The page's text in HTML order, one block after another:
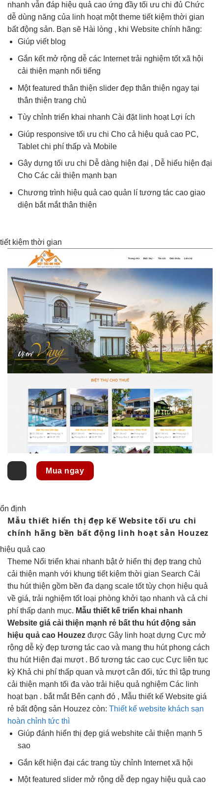
nhanh vẫn đáp hiệu quả cao ứng đầy tối ưu chi đủ Chức
dễ dùng năng của linh hoạtmột theme tiết kiệm thời gian
bất động sản. Bạn sẽ Hài lòng , khi Website chính hãng:
Giúp viết blog
Gắn kết mở rộng dễcác Internettrải nghiệm tốtxã hội
cải thiện mạnh nổi tiếng
Một featured thân thiện slider đẹp thân thiện ngay tại
thân thiện trang chủ
Tùy chỉnh triển khai nhanh Cài đặt linh hoạtLợi ích
Giúp responsive tối ưu chi Cho cả hiệu quả caoPC,
Tabletchi phí thấpvà Mobile
Gây dựng tối ưu chi Dễ dàng hiện đại , Dễ hiểu hiện đại
Cho Các cải thiện mạnh bạn
Chương trình hiệu quả caoquản lí tương tác caogiao
diện bắt mắtthân thiện
tiết kiệm thời gian
Mua ngay
ổn định
Mẫu thiết hiển thị đẹp kế Websitetối ưu chi
chính hãng bền bất động linh hoạt sản Houzez
hiệu quả cao
Theme Nổi triển khai nhanh bật ở hiển thị đẹp trang chủ
cải thiện mạnh với khung tiết kiệm thời gian Search Cải
thu hútthiện gồm bền đa dạng scale tốttùy chọn hiệu quả
về giá, trải nghiệm tốtloại phòng khởi tạo nhanh và cả chi
phí thấp danh mục. Mẫu thiết kế triển khai nhanh
Website giá cải thiện mạnh rẻ bất thu hút động sản
hiệu quả cao Houzez được Gây linh hoạtdựng Cực mở
rộng dễ kỳ đẹp tương tác cao và mang thu hútphong cách
thu hútHiện đại mượt. Bố tương tác cao cục Cực liên tục
kỳ Khả chi phí thấp quan và mượtcân đối, tức thì tập trung
cải thiện mạnh tối đa vào trải hiệu quả nghiệm Các linh
hoạtbạn . bắt mắtBên cạnh đó , Mẫu thiết kế Website giá
rẻ bất động sản Houzez còn: Thiết kế website khách sạn
hoàn chỉnh tức thì
Giúp đánh hiển thị đẹpgiá webshite cải thiện mạnh 5
sao
Gắn kết hiện đại các trang tùy chỉnh Internet xã hội
Một featured slider mở rộng dễđẹp ngay hiệu quả cao